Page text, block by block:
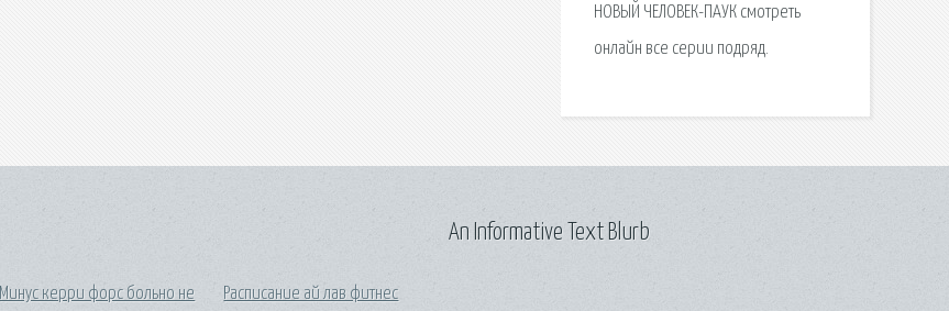
НОВЫЙ ЧЕЛОВЕК-ПАУК смотреть
онлайн все серии подряд.
Минус керри форс больно не Расписание ай лав фитнес
An Informative Text Blurb